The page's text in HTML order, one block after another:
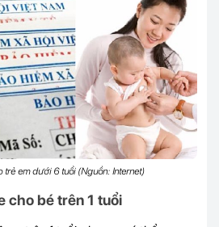
trẻ em dưới 6 tuổi (Nguồn: Internet)
cho bé trên 1 tuổi